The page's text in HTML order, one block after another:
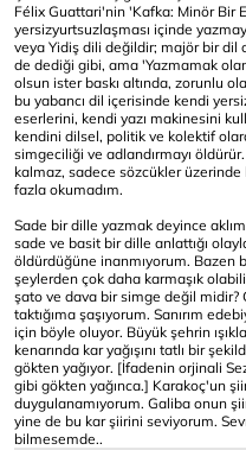
Félix Guattari'nin 'Kafka: Minör Bir
yersizyurtsuzlaşması içinde
veya Yidiş dili değildir; majör bir dil
de dediği gibi, ama 'Yazmamak
olsun ister baskı altında, zorunlu
bu yabancı dil içerisinde kendi
eserlerini, kendi yazı makinesini
kendini dilsel, politik ve kolektif
simgeciliği ve adlandırmayı
kalmaz, sadece sözcükler üzerinde
fazla okumadım.
Sade bir dille yazmak deyince
sade ve basit bir dille anlattığı
öldürdüğüne inanmıyorum. Bazen
şeylerden çok daha karmaşık
şato ve dava bir simge değil midir?
taktığıma şaşıyorum. Sanırım
için böyle oluyor. Büyük şehrin
kenarında kar yağışını tatlı bir
gökten yağıyor. [İfadenin orjinali
gibi gökten yağınca.] Karakoç'un
duygulanamıyorum. Galiba onun
yine de bu kar şiirini seviyorum.
bilmesemde..